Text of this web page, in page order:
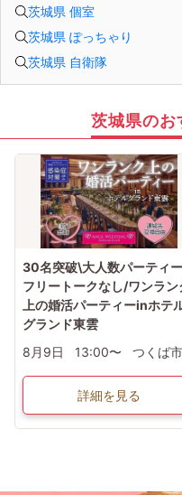
茨城県 個室
茨城県 ぽっちゃり
茨城県 自衛隊
茨城県のお
30名突破\大人数パーティー
フリートークなし/ワンラン
上の婚活パーティーinホテ
グランド東雲
8月9日
13:00〜 つくば市
詳細を見る